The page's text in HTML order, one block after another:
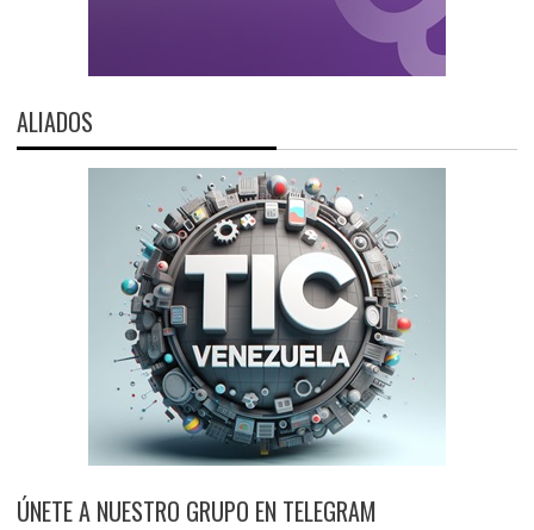
ALIADOS
ÚNETE A NUESTRO GRUPO EN TELEGRAM